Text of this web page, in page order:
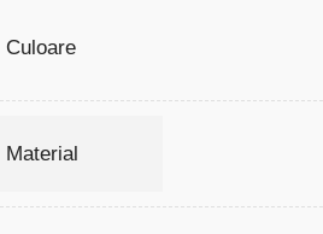
Culoare
Material